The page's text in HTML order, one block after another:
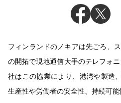
フィンランドのノキアは先ごろ、
の開拓で現地通信大手のテレフォ
社はこの協業により、港湾や製造
生産性や労働者の安全性、持続可能